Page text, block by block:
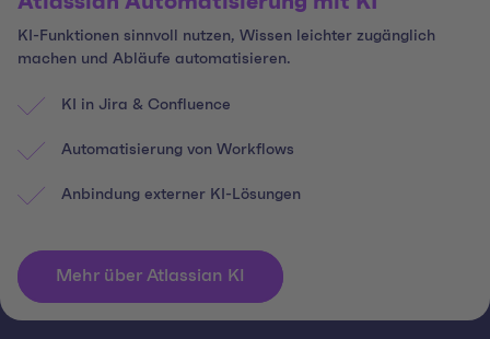
KI-Funktionen sinnvoll nutzen, Wissen leichter zugänglich
machen und Abläufe automatisieren.
KI in Jira & Confluence
Automatisierung von Workflows
Anbindung externer KI-Lösungen
Mehr über Atlassian KI